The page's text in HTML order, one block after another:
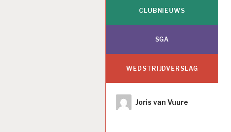
CLUBNIEUWS
SGA
WEDSTRIJDVERSLAG
Author
Joris van Vuure